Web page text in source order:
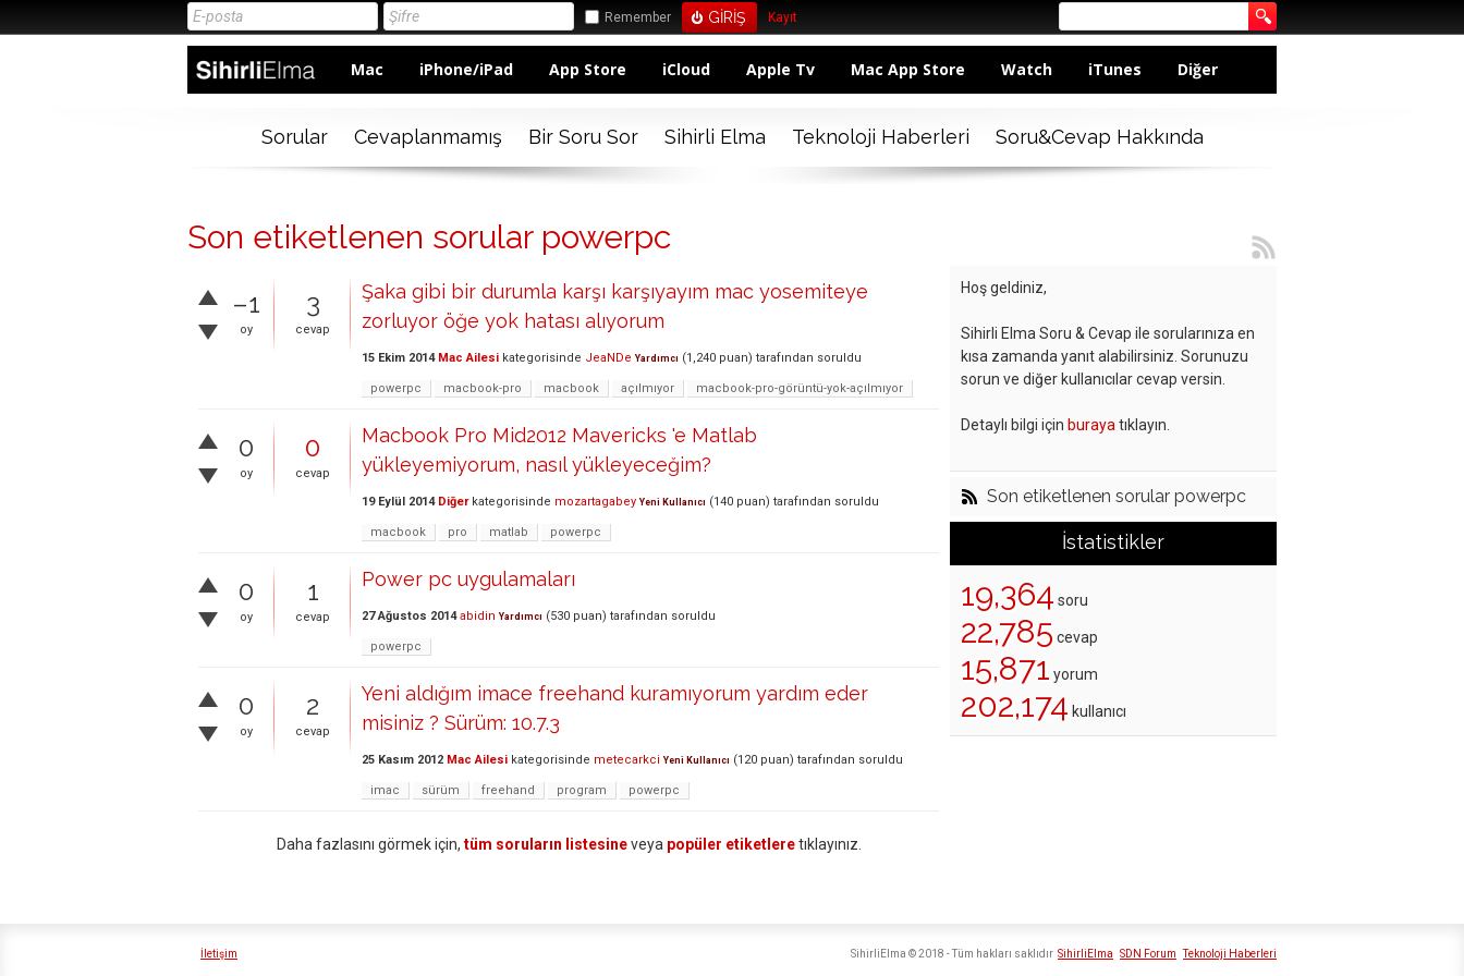
Remember Kayıt
Mac iPhone/iPad App Store iCloud Apple Tv Mac App Store Watch iTunes Diğer
Sorular Cevaplanmamış Bir Soru Sor Sihirli Elma Teknoloji Haberleri Soru&Cevap Hakkında
Son etiketlenen sorular powerpc
–1
oy
3
cevap
Şaka gibi bir durumla karşı karşıyayım mac yosemiteye
zorluyor öğe yok hatası alıyorum
15 Ekim 2014 Mac Ailesi kategorisinde JeaNDe Yardımcı (1,240 puan) tarafından soruldu
powerpc macbook-pro macbook açılmıyor macbook-pro-görüntü-yok-açılmıyor
0
oy
0
cevap
Macbook Pro Mid2012 Mavericks 'e Matlab
yükleyemiyorum, nasıl yükleyeceğim?
19 Eylül 2014 Diğerkategorisinde mozartagabey Yeni Kullanıcı (140 puan) tarafından soruldu
macbook pro matlab powerpc
0
oy
1
cevap
Power pc uygulamaları
27 Ağustos 2014 abidin Yardımcı (530 puan) tarafından soruldu
powerpc
0
oy
2
cevap
Yeni aldığım imace freehand kuramıyorum yardım eder
misiniz ? Sürüm: 10.7.3
25 Kasım 2012 Mac Ailesi kategorisinde metecarkci Yeni Kullanıcı (120 puan) tarafından soruldu
imac sürüm freehand program powerpc
Daha fazlasını görmek için, tüm soruların listesineveya popüler etiketleretıklayınız.
Hoş geldiniz,
Sihirli Elma Soru & Cevap ile sorularınıza en
kısa zamanda yanıt alabilirsiniz. Sorunuzu
sorun ve diğer kullanıcılar cevap versin.
Detaylı bilgi için buraya tıklayın.
Son etiketlenen sorular powerpc
İstatistikler
19,364 soru
22,785 cevap
15,871 yorum
202,174 kullanıcı
İletişim SihirliElma SDN Forum Teknoloji Haberleri
SihirliElma © 2018 - Tüm hakları saklıdır